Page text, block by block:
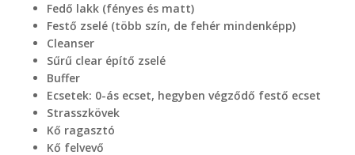
Fedő lakk (fényes és matt)
Festő zselé (több szín, de fehér mindenképp)
Cleanser
Sűrű clear építő zselé
Buffer
Ecsetek: 0-ás ecset, hegyben végződő festő ecset
Strasszkövek
Kő ragasztó
Kő felvevő